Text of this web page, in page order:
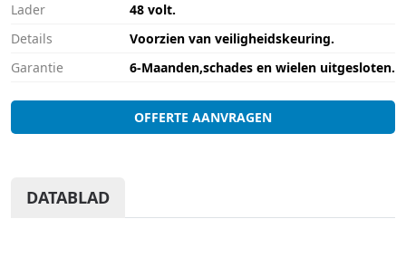
Lader
48 volt.
Details
Voorzien van veiligheidskeuring.
Garantie
6-Maanden,schades en wielen uitgesloten.
OFFERTE AANVRAGEN
DATABLAD